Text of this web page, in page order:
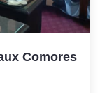
Comores